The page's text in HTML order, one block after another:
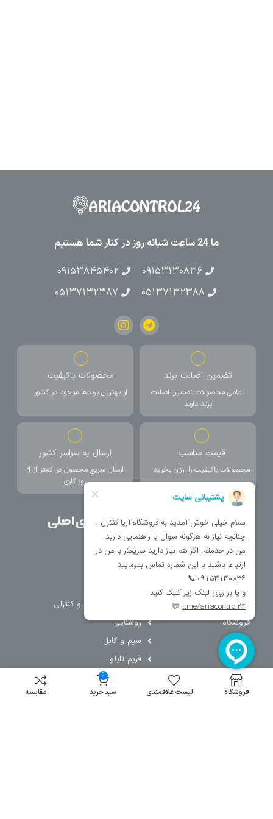
ما 24 ساعت شبانه روز در کنار شما هستیم
۰۹۱۵۳۱۳۰۸۳۶
۰۹۱۵۳۸۴۵۴۰۲
۰۵۱۳۷۱۳۲۳۸۸
۰۵۱۳۷۱۳۲۳۸۷
تضمین اصالت برند
تمامی محصولات تضمین اصلات
برند دارند
محصولات باکیفیت
از بهترین برندها موجود در کشور
قیمت مناسب
محصولات باکیفیت را ارزان بخرید
ارسال به سراسر کشور
ارسال سریع محصول در کمتر از 4
روز کاری
صفحات اصلی
خانه
درباره ما
تماس با ما
فروشگاه
دسته بندی های اصلی
برق صنعتی
اتوماسیون
تجهیزات حفاظتی و کنترلی
روشنایی
سیم و کابل
فریم تابلو
سایر دسته بندی ها
فروشگاه لیست علاقمندی
0
سبد خرید مقایسه